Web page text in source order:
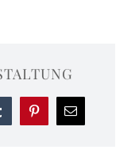
Pinterest
E-
Mail